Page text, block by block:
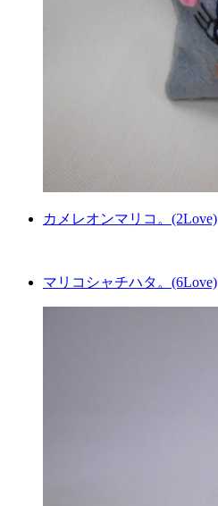
カメレオンマリコ。(2Love)
マリコシャチハタ。(6Love)